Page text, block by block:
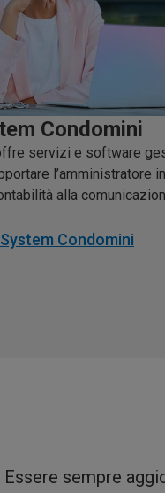
Condomini
servizi e software
l’amministratore
alla
Condomini
Essere sempre